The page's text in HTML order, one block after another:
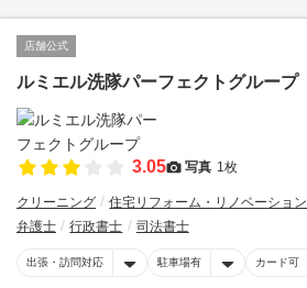
店舗公式
ルミエル洗隊パーフェクトグループ
3.05 写真 1枚
クリーニング 住宅リフォーム・リノベーション
弁護士
行政書士 司法書士
出張・訪問対応 駐車場有 カード可